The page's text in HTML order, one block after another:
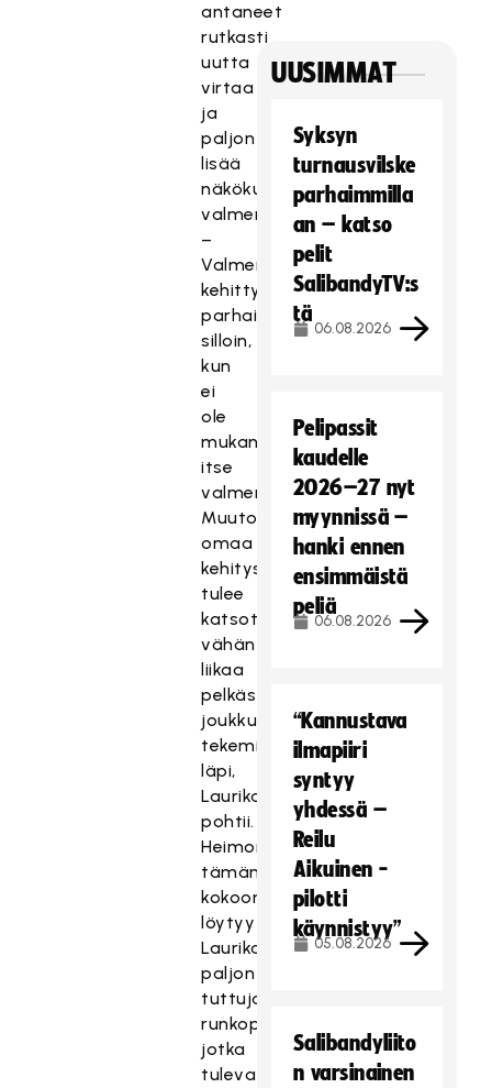
antaneet
rutkasti
uutta
virtaa
ja
paljon
lisää
näkökulmia
valmentamiseen.
–
Valmentaja
kehittyy
parhaiten
silloin,
kun
ei
ole
mukana
itse
valmentamisessa.
Muutoin
omaa
kehitystä
tulee
katsottua
vähän
liikaa
pelkästään
joukkueen
tekemisen
läpi,
Laurikainen
pohtii.
Heimon
tämänhetkisestä
kokoonpanosta
löytyy
Laurikaiselle
paljon
tuttuja
runkopelaajia,
jotka
tulevat
UUSIMMAT
Syksyn
turnausvilske
parhaimmilla
an – katso
pelit
SalibandyTV:s
tä
06.08.2026
Pelipassit
kaudelle
2026–27 nyt
myynnissä –
hanki ennen
ensimmäistä
peliä
06.08.2026
“Kannustava
ilmapiiri
syntyy
yhdessä –
Reilu
Aikuinen -
pilotti
käynnistyy”
05.08.2026
Salibandyliito
n varsinainen